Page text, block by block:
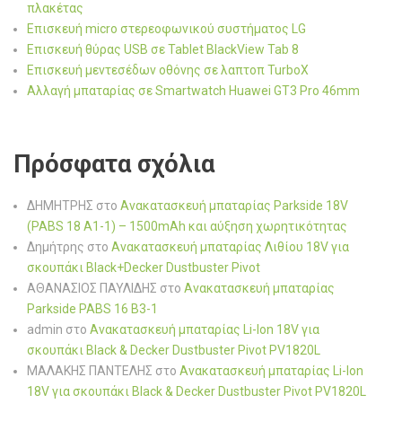
πλακέτας
Επισκευή micro στερεοφωνικού συστήματος LG
Επισκευή θύρας USB σε Tablet BlackView Tab 8
Επισκευή μεντεσέδων οθόνης σε λαπτοπ TurboX
Αλλαγή μπαταρίας σε Smartwatch Huawei GT3 Pro 46mm
Πρόσφατα σχόλια
ΔΗΜΗΤΡΗΣ στο Ανακατασκευή μπαταρίας Parkside 18V
(PABS 18 A1-1) – 1500mAh και αύξηση χωρητικότητας
Δημήτρης στο Ανακατασκευή μπαταρίας Λιθίου 18V για
σκουπάκι Black+Decker Dustbuster Pivot
ΑΘΑΝΑΣΙΟΣ ΠΑΥΛΙΔΗΣ στο Ανακατασκευή μπαταρίας
Parkside PABS 16 B3-1
admin στο Ανακατασκευή μπαταρίας Li-Ion 18V για
σκουπάκι Black & Decker Dustbuster Pivot PV1820L
ΜΑΛΑΚΗΣ ΠΑΝΤΕΛΗΣ στο Ανακατασκευή μπαταρίας Li-Ion
18V για σκουπάκι Black & Decker Dustbuster Pivot PV1820L